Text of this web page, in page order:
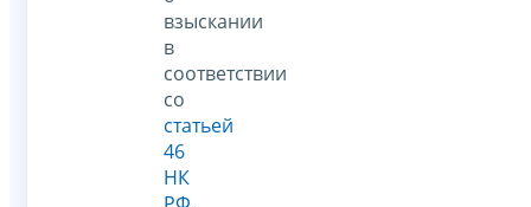
взыскании
в
соответствии
со
статьей
46
НК